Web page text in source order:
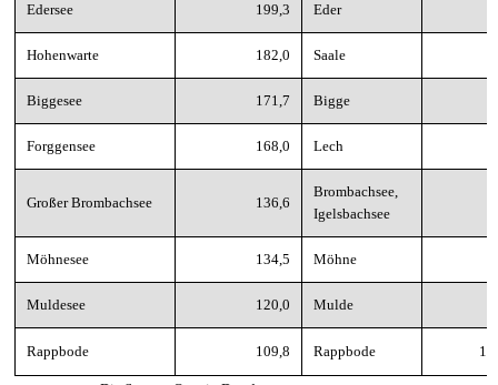
Edersee 199,3 Eder
Hohenwarte 182,0 Saale
Biggesee 171,7 Bigge
Forggensee 168,0 Lech
Großer Brombachsee 136,6
Brombachsee,
Igelsbachsee
Möhnesee 134,5 Möhne
Muldesee 120,0 Mulde
Rappbode 109,8 Rappbode